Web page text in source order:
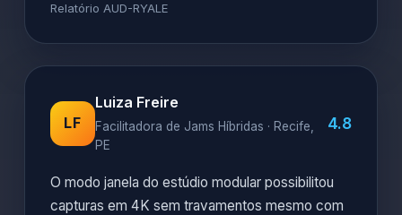
Relatório AUD-RYALE
LF
Luiza Freire
Facilitadora de Jams Híbridas · Recife,
PE
4.8
O modo janela do estúdio modular possibilitou
capturas em 4K sem travamentos mesmo com